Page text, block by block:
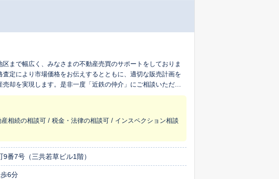
まで幅広く、みなさまの不動産売買のサポートをしておりま
定により市場価格をお伝えするとともに、適切な販売計画を
却を実現します。是非一度「近鉄の仲介」にご相談いただ
す。
相続の相談可 / 税金・法律の相談可 / インスペクション相談
番7号（三共若草ビル1階）
6分